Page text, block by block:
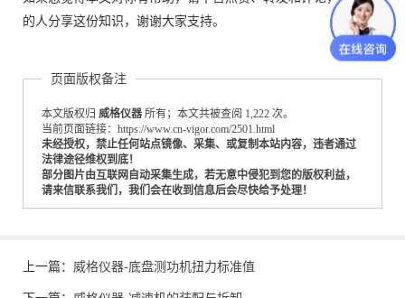
的人分享这份知识，谢谢大家支持。
页面版权备注
本文版权归 威格仪器 所有；本文共被查阅 1,222 次。
当前页面链接：https://www.cn-vigor.com/2501.html
未经授权，禁止任何站点镜像、采集、或复制本站内容，违者通过
法律途径维权到底！
部分图片由互联网自动采集生成，若无意中侵犯到您的版权利益，
请来信联系我们，我们会在收到信息后会尽快给予处理！
上一篇： 威格仪器-底盘测功机扭力标准值